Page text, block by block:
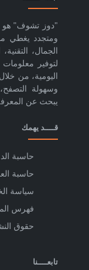
"دوز تشوف" هو
ومتجدد يغطي
الجمال،
لتوفير
اليومية، من
وسهولة
يبحث عن
قــــد يهمك
حاسبة
حاسبة
سياسة
فهرس
حقوق
تابعــــنا